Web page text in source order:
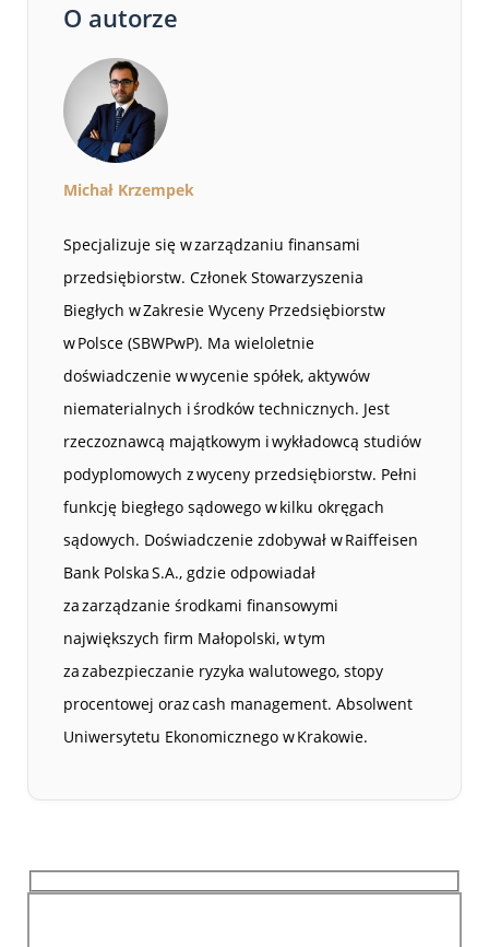
O autorze
Michał Krzempek
Specjalizuje się w zarządzaniu finansami
przedsiębiorstw. Członek Stowarzyszenia
Biegłych w Zakresie Wyceny Przedsiębiorstw
w Polsce (SBWPwP). Ma wieloletnie
doświadczenie w wycenie spółek, aktywów
niematerialnych i środków technicznych. Jest
rzeczoznawcą majątkowym i wykładowcą studiów
podyplomowych z wyceny przedsiębiorstw. Pełni
funkcję biegłego sądowego w kilku okręgach
sądowych. Doświadczenie zdobywał w Raiffeisen
Bank Polska S.A., gdzie odpowiadał
za zarządzanie środkami finansowymi
największych firm Małopolski, w tym
za zabezpieczanie ryzyka walutowego, stopy
procentowej oraz cash management. Absolwent
Uniwersytetu Ekonomicznego w Krakowie.